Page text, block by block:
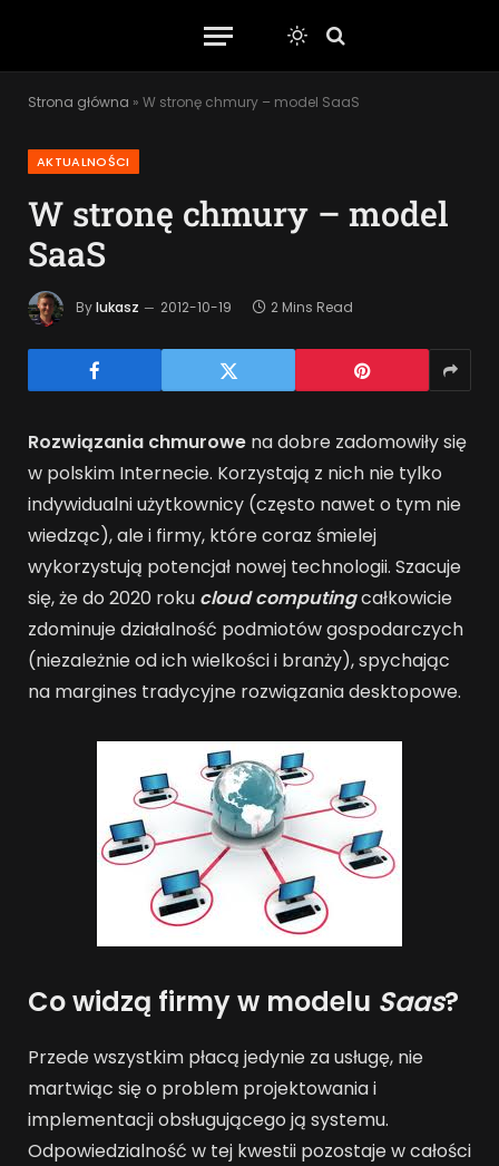
Strona główna » W stronę chmury – model SaaS
AKTUALNOŚCI
W stronę chmury – model
SaaS
Bylukasz 2012-10-19 2 Mins Read
Rozwiązania chmurowe na dobre zadomowiły się
w polskim Internecie. Korzystają z nich nie tylko
indywidualni użytkownicy (często nawet o tym nie
wiedząc), ale i firmy, które coraz śmielej
wykorzystują potencjał nowej technologii. Szacuje
się, że do 2020 roku cloud computingcałkowicie
zdominuje działalność podmiotów gospodarczych
(niezależnie od ich wielkości i branży), spychając
na margines tradycyjne rozwiązania desktopowe.
Co widzą firmy w modelu Saas?
Przede wszystkim płacą jedynie za usługę, nie
martwiąc się o problem projektowania i
implementacji obsługującego ją systemu.
Odpowiedzialność w tej kwestii pozostaje w całości